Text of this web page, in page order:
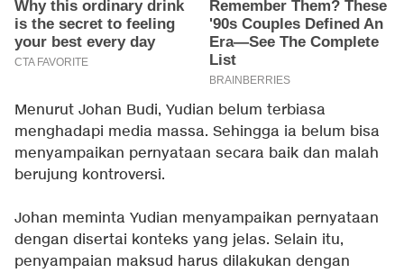
Menurut Johan Budi, Yudian belum terbiasa
menghadapi media massa. Sehingga ia belum bisa
menyampaikan pernyataan secara baik dan malah
berujung kontroversi.
Johan meminta Yudian menyampaikan pernyataan
dengan disertai konteks yang jelas. Selain itu,
penyampaian maksud harus dilakukan dengan